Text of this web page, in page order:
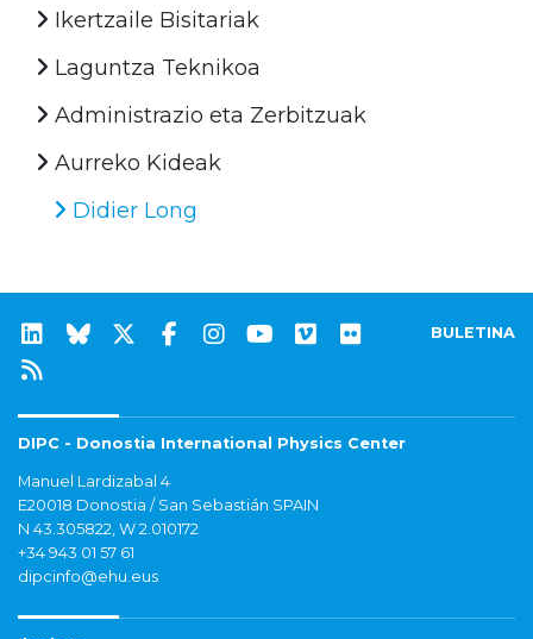
Ikertzaile Bisitariak
Laguntza Teknikoa
Administrazio eta Zerbitzuak
Aurreko Kideak
Didier Long
BULETINA
DIPC - Donostia International Physics Center
Manuel Lardizabal 4
E20018 Donostia / San Sebastián SPAIN
N 43.305822, W 2.010172
+34 943 01 57 61
dipcinfo@ehu.eus